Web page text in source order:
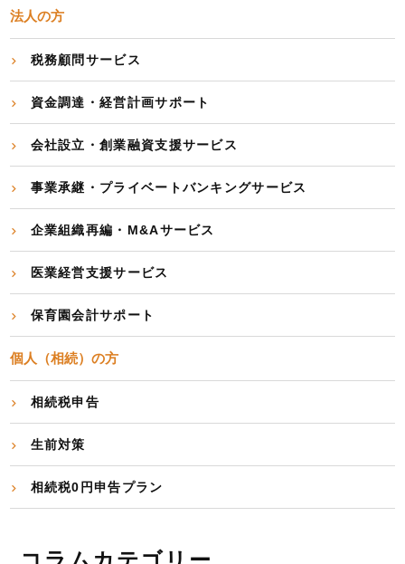
法人の方
税務顧問サービス
資金調達・経営計画サポート
会社設立・創業融資支援サービス
事業承継・プライベートバンキングサービス
企業組織再編・M&Aサービス
医業経営支援サービス
保育園会計サポート
個人（相続）の方
相続税申告
生前対策
相続税0円申告プラン